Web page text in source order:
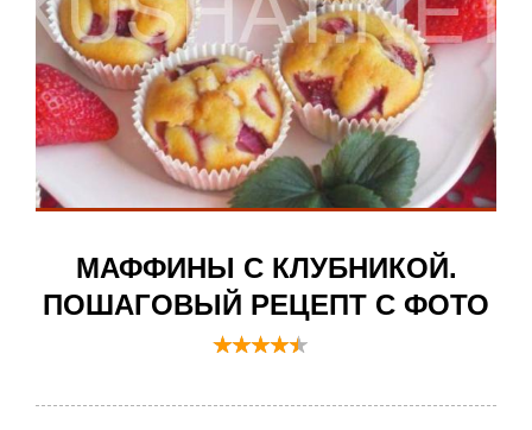
МАФФИНЫ С КЛУБНИКОЙ.
ПОШАГОВЫЙ РЕЦЕПТ С ФОТО